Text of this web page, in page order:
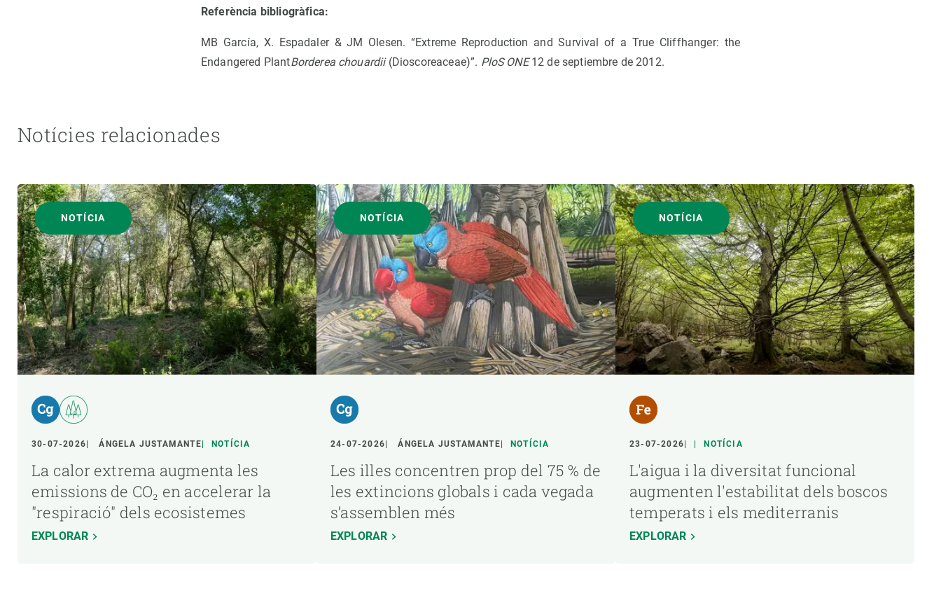
Referència bibliogràfica:
MB García, X. Espadaler & JM Olesen. “Extreme Reproduction and Survival of a True Cliffhanger: the
Endangered PlantBorderea chouardii(Dioscoreaceae)”. PloS ONE12 de septiembre de 2012.
Notícies relacionades
NOTÍCIA
30-07-2026 ÁNGELA JUSTAMANTE NOTÍCIA
La calor extrema augmenta les
emissions de CO₂ en accelerar la
"respiració" dels ecosistemes
EXPLORAR
NOTÍCIA
24-07-2026 ÁNGELA JUSTAMANTE NOTÍCIA
Les illes concentren prop del 75 % de
les extincions globals i cada vegada
s’assemblen més
EXPLORAR
NOTÍCIA
23-07-2026 NOTÍCIA
L'aigua i la diversitat funcional
augmenten l'estabilitat dels boscos
temperats i els mediterranis
EXPLORAR